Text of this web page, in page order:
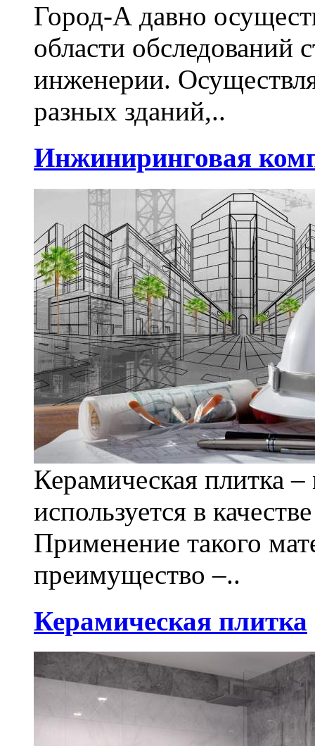
Город-А давно
области обследований
инженерии.
разных зданий,..
Инжиниринговая
Керамическая плитка
используется в
Применение такого
преимущество –..
Керамическая плитка